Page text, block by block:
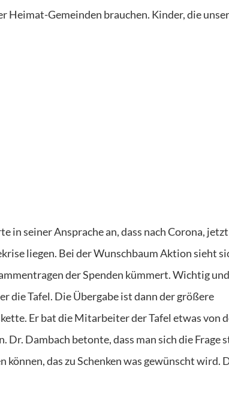
Gemeinden brauchen. Kinder, die
seiner Ansprache an, dass nach Corona,
liegen. Bei der Wunschbaum Aktion sieht
der Spenden kümmert. Wichtig und
die Tafel. Die Übergabe ist dann der größere
Er bat die Mitarbeiter der Tafel etwas von
Dambach betonte, dass man sich die Frage
das zu Schenken was gewünscht wird.